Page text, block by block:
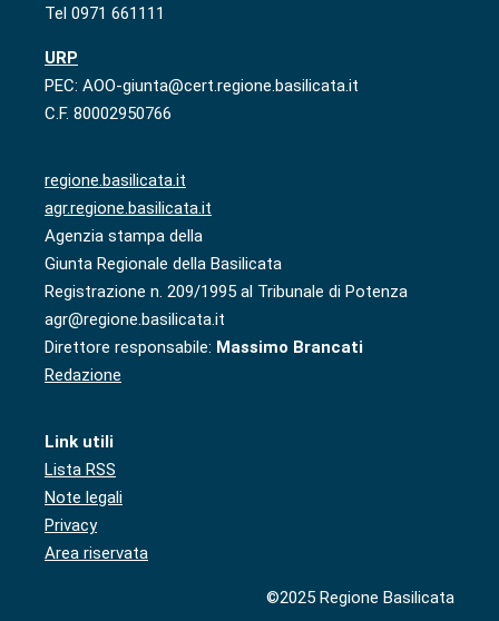
Tel 0971 661111
URP
PEC: AOO-giunta@cert.regione.basilicata.it
C.F. 80002950766
regione.basilicata.it
agr.regione.basilicata.it
Agenzia stampa della
Giunta Regionale della Basilicata
Registrazione n. 209/1995 al Tribunale di Potenza
agr@regione.basilicata.it
Direttore responsabile: Massimo Brancati
Redazione
Link utili
Lista RSS
Note legali
Privacy
Area riservata
©2025 Regione Basilicata